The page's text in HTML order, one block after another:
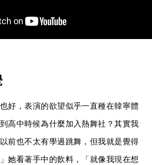
好，表演的欲望似乎一直種在韓寧體
高中時候為什麼加入熱舞社？其實我
前也不太有學過跳舞，但我就是覺得
她看著手中的飲料，「就像我現在想